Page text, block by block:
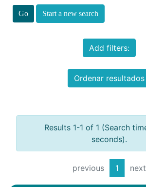
Start a new search
Add filters:
Ordenar resultados
Results 1-1 of 1 (Search
seconds).
previous 1 next